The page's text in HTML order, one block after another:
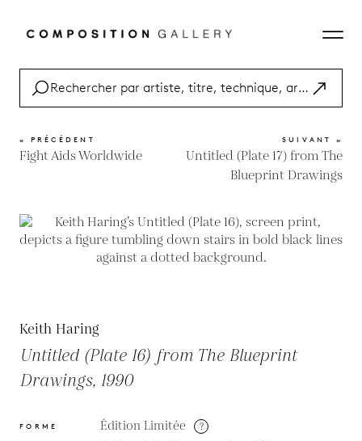
« PRÉCÉDENT
Fight Aids Worldwide
SUIVANT »
Untitled (Plate 17) from The
Blueprint Drawings
Keith Haring
Untitled (Plate 16) from The Blueprint
Drawings, 1990
FORME Édition Limitée ?